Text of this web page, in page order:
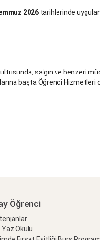
2026 tarihlerinde
salgın ve benzeri
başta Öğrenci
Öğrenci
Yaz Okulu